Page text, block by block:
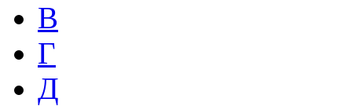
В
Г
Д